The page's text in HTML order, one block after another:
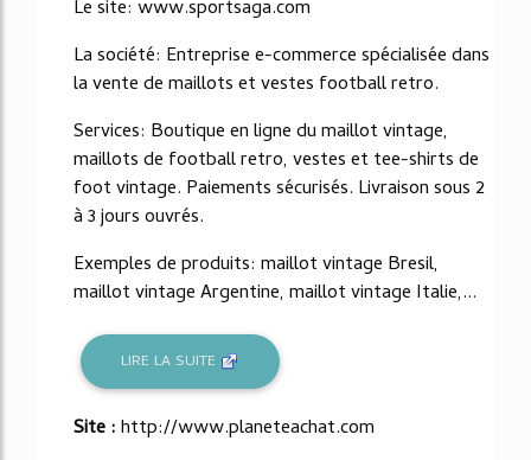
Le site: www.sportsaga.com
La société: Entreprise e-commerce spécialisée dans
la vente de maillots et vestes football retro.
Services: Boutique en ligne du maillot vintage,
maillots de football retro, vestes et tee-shirts de
foot vintage. Paiements sécurisés. Livraison sous 2
à 3 jours ouvrés.
Exemples de produits: maillot vintage Bresil,
maillot vintage Argentine, maillot vintage Italie,...
LIRE LA SUITE
Site :http://www.planeteachat.com